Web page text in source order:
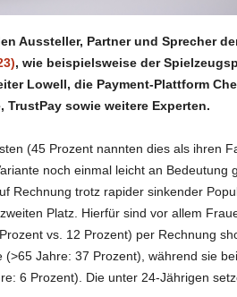
Aussteller, Partner und Sprecher
, wie beispielsweise der
Lowell, die Payment-Plattform
sowie weitere Experten.
(45 Prozent nannten dies als ihren
noch einmal leicht an Bedeutung
Rechnung trotz rapider sinkender
Platz. Hierfür sind vor allem
vs. 12 Prozent) per Rechnung
Jahre: 37 Prozent), während sie
6 Prozent). Die unter 24-Jährigen